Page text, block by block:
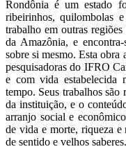
Rondônia é um estado
ribeirinhos, quilombolas
trabalho em outras regiões
da Amazônia, e
sobre si mesmo. Esta obra
pesquisadoras do IFRO
e com vida estabelecida
tempo. Seus trabalhos
da instituição, e o
arranjo social e
de vida e morte, riqueza e
de sentido e velhos saberes.